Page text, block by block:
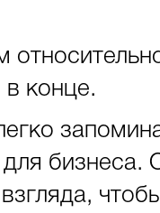
конце.
бизнеса.